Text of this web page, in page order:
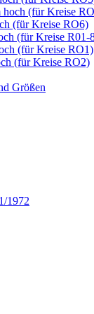
hoch (für Kreise
(für Kreise RO6)
(für Kreise R01-
(für Kreise RO1)
(für Kreise RO2)
Größen
1972